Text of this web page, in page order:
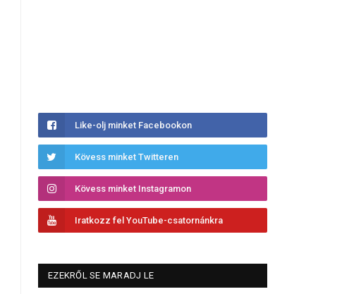
Like-olj minket Facebookon
Kövess minket Twitteren
Kövess minket Instagramon
Iratkozz fel YouTube-csatornánkra
EZEKRŐL SE MARADJ LE